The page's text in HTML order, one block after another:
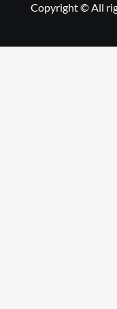
Copyright © All